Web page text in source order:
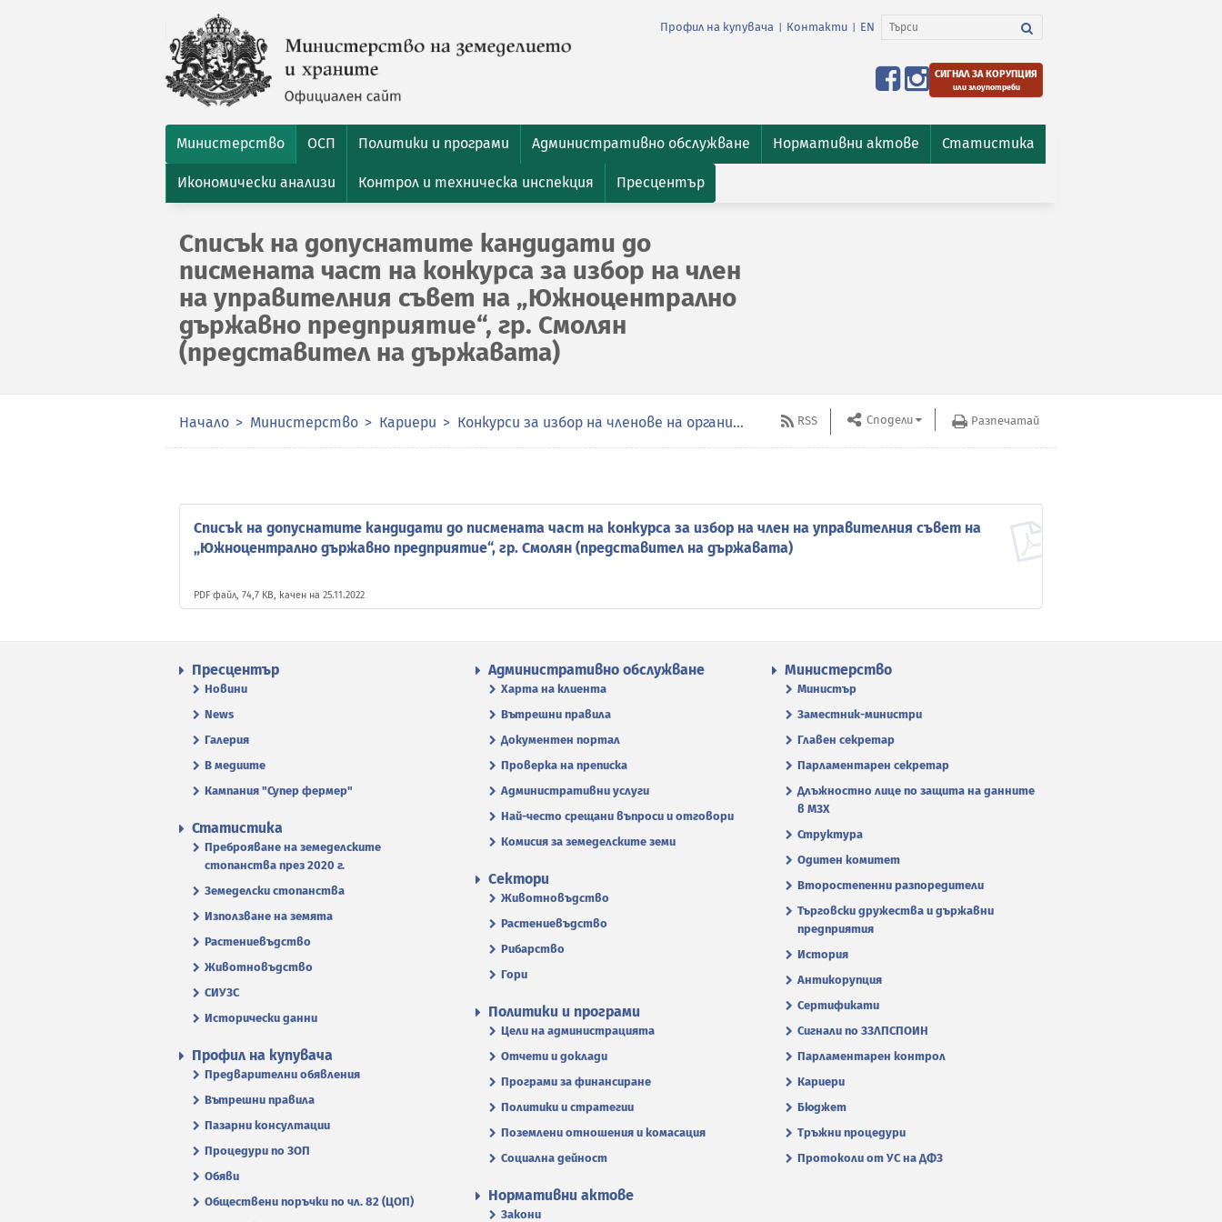
Профил на купувача Контакти EN
СИГНАЛ ЗА КОРУПЦИЯ
или злоупотреби
Министерство ОСП Политики и програми Административно обслужване Нормативни актове Статистика
Икономически анализи Контрол и техническа инспекция Пресцентър
Списък на допуснатите кандидати до
писмената част на конкурса за избор на член
на управителния съвет на „Южноцентрално
държавно предприятие“, гр. Смолян
(представител на държавата)
Начало Министерство Кариери Конкурси за избор на членове на органите за управление и контрол в публичните предприятия RSS Сподели Разпечатай
Списък на допуснатите кандидати до писмената част на конкурса за избор на член на управителния съвет на
„Южноцентрално държавно предприятие“, гр. Смолян (представител на държавата)
PDF файл, 74,7 KB, качен на 25.11.2022
Пресцентър
Новини
News
Галерия
В медиите
Кампания "Супер фермер"
Административно обслужване
Харта на клиента
Вътрешни правила
Документен портал
Проверка на преписка
Административни услуги
Най-често срещани въпроси и отговори
Комисия за земеделските земи
Министерство
Министър
Заместник-министри
Главен секретар
Парламентарен секретар
Длъжностно лице по защита на данните
в МЗХ
Структура
Одитен комитет
Второстепенни разпоредители
Търговски дружества и държавни
предприятия
История
Антикорупция
Сертификати
Сигнали по ЗЗЛПСПОИН
Парламентарен контрол
Кариери
Бюджет
Тръжни процедури
Протоколи от УС на ДФЗ
Статистика
Преброяване на земеделските
стопанства през 2020 г.
Земеделски стопанства
Използване на земята
Растениевъдство
Животновъдство
СИУЗС
Исторически данни
Сектори
Животновъдство
Растениевъдство
Рибарство
Гори
Политики и програми
Цели на администрацията
Отчети и доклади
Програми за финансиране
Политики и стратегии
Поземлени отношения и комасация
Социална дейност
Профил на купувача
Предварителни обявления
Вътрешни правила
Пазарни консултации
Процедури по ЗОП
Обяви
Обществени поръчки по чл. 82 (ЦОП)
Нормативни актове
Закони